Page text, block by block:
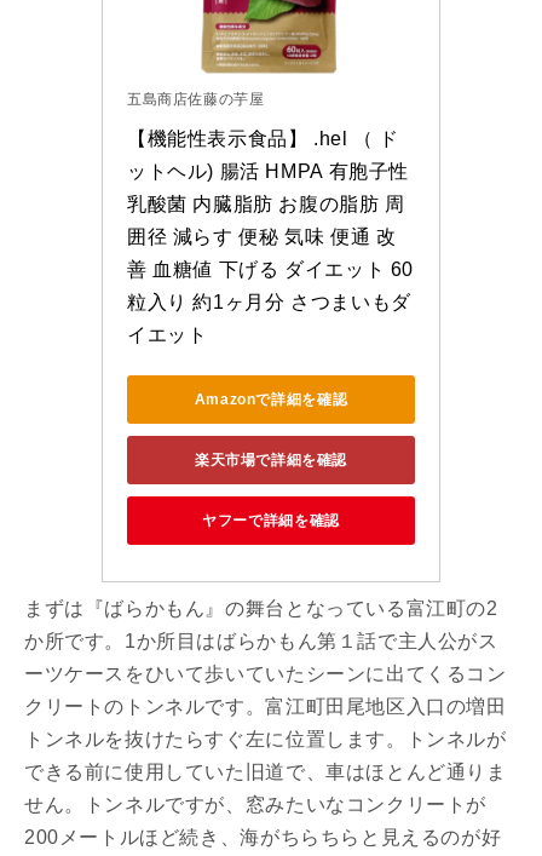
五島商店佐藤の芋屋
【機能性表示食品】 .hel （ ド
ットヘル) 腸活 HMPA 有胞子性
乳酸菌 内臓脂肪 お腹の脂肪 周
囲径 減らす 便秘 気味 便通 改
善 血糖値 下げる ダイエット 60
粒入り 約1ヶ月分 さつまいもダ
イエット
Amazonで詳細を確認
楽天市場で詳細を確認
ヤフーで詳細を確認
まずは『ばらかもん』の舞台となっている富江町の2
か所です。1か所目はばらかもん第１話で主人公がス
ーツケースをひいて歩いていたシーンに出てくるコン
クリートのトンネルです。富江町田尾地区入口の増田
トンネルを抜けたらすぐ左に位置します。トンネルが
できる前に使用していた旧道で、車はほとんど通りま
せん。トンネルですが、窓みたいなコンクリートが
200メートルほど続き、海がちらちらと見えるのが好